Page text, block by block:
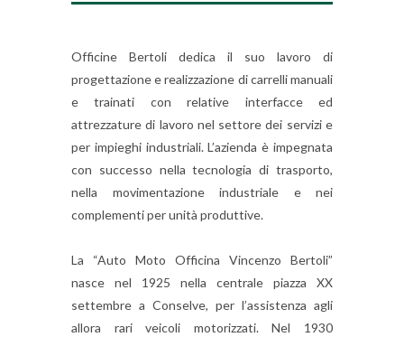
Officine Bertoli dedica il suo lavoro di
progettazione e realizzazione di carrelli manuali
e trainati con relative interfacce ed
attrezzature di lavoro nel settore dei servizi e
per impieghi industriali. L’azienda è impegnata
con successo nella tecnologia di trasporto,
nella movimentazione industriale e nei
complementi per unità produttive.
La “Auto Moto Officina Vincenzo Bertoli”
nasce nel 1925 nella centrale piazza XX
settembre a Conselve, per l’assistenza agli
allora rari veicoli motorizzati. Nel 1930